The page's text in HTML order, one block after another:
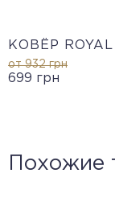
КОВЁР
от 932грн
699 грн
Похожие